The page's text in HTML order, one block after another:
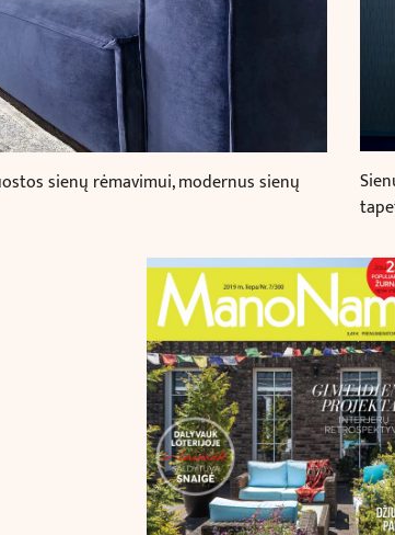
sienų rėmavimui, modernus sienų